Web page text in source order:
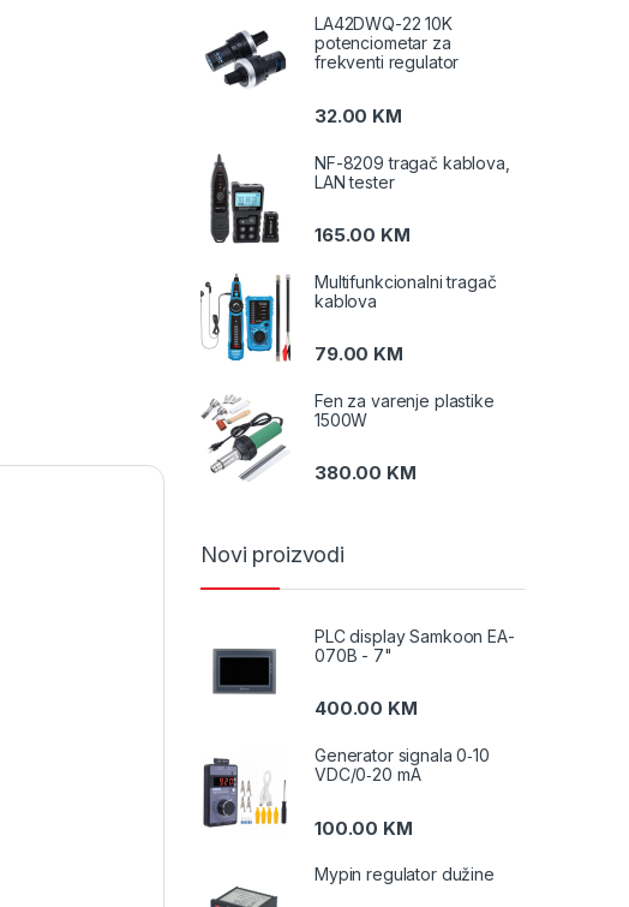
LA42DWQ-22 10K
potenciometar za
frekventi regulator
32.00 KM
NF-8209 tragač kablova,
LAN tester
165.00 KM
Multifunkcionalni tragač
kablova
79.00 KM
Fen za varenje plastike
1500W
380.00 KM
Novi proizvodi
PLC display Samkoon EA-
070B - 7"
400.00 KM
Generator signala 0‑10
VDC/0‑20 mA
100.00 KM
Mypin regulator dužine